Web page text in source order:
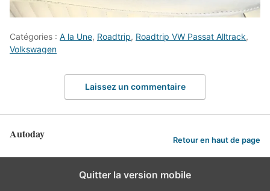
Catégories : A la Une, Roadtrip, Roadtrip VW Passat Alltrack,
Volkswagen
Laissez un commentaire
Autoday Retour en haut de page
Quitter la version mobile